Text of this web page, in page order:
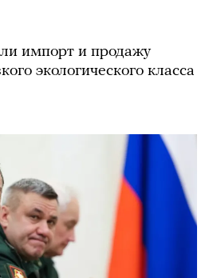
импорт и продажу
экологического класса